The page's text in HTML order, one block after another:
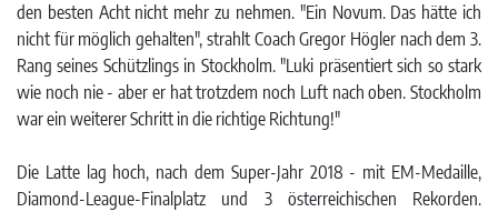
den besten Acht nicht mehr zu nehmen. "Ein Novum. Das hätte ich
nicht für möglich gehalten", strahlt Coach Gregor Högler nach dem 3.
Rang seines Schützlings in Stockholm. "Luki präsentiert sich so stark
wie noch nie - aber er hat trotzdem noch Luft nach oben. Stockholm
war ein weiterer Schritt in die richtige Richtung!"
Die Latte lag hoch, nach dem Super-Jahr 2018 - mit EM-Medaille,
Diamond-League-Finalplatz und 3 österreichischen Rekorden.